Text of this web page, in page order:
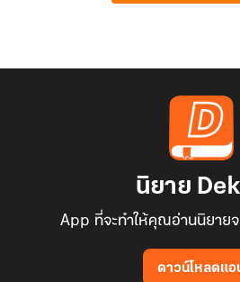
นิยาย
App ที่จะทำให้คุณอ่านนิยาย
ดาวน์โหลดแอ